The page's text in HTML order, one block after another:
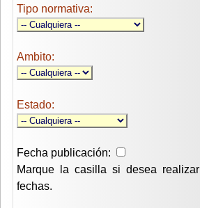
Tipo normativa:
Ambito:
Estado:
Fecha publicación:
Marque la casilla si desea
fechas.